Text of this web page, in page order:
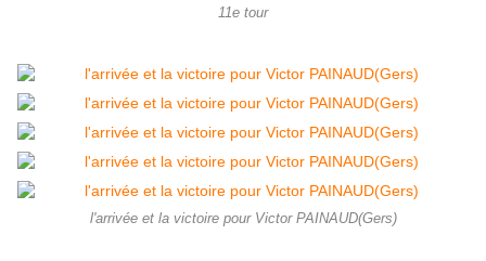
11e tour
l'arrivée et la victoire pour Victor PAINAUD(Gers)